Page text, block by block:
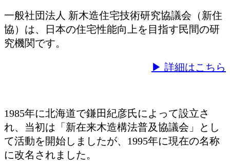
一般社団法人 新木造住宅技術研究協議会（新住
協）は、日本の住宅性能向上を目指す民間の研
究機関です。
▶ 詳細はこちら
1985年に北海道で鎌田紀彦氏によって設立さ
れ、当初は「新在来木造構法普及協議会」とし
て活動を開始しましたが、1995年に現在の名称
に改名されました。